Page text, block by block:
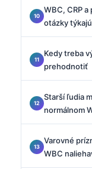
WBC, CRP
otázky
Kedy treba
prehodnotiť
Starší ľudia
normálnom
Varovné
WBC